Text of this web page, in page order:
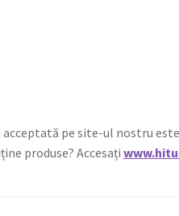
pe site-ul nostru
produse? Accesați